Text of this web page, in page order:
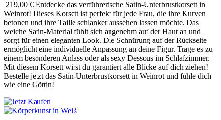
219,00 € Entdecke das verführerische Satin-Unterbrustkorsett in
Weinrot! Dieses Korsett ist perfekt für jede Frau, die ihre Kurven
betonen und ihre Taille schlanker aussehen lassen möchte. Das
weiche Satin-Material fühlt sich angenehm auf der Haut an und
sorgt für einen eleganten Look. Die Schnürung auf der Rückseite
ermöglicht eine individuelle Anpassung an deine Figur. Trage es zu
einem besonderen Anlass oder als sexy Dessous im Schlafzimmer.
Mit diesem Korsett wirst du garantiert alle Blicke auf dich ziehen!
Bestelle jetzt das Satin-Unterbrustkorsett in Weinrot und fühle dich
wie eine Göttin!